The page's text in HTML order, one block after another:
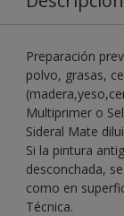
Preparación
polvo, grasas,
Multiprimer o
Sideral Mate
Si la pintura
desconchada,
como en
Técnica.